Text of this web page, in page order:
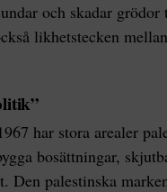
och skadar
likhetstecken mellan
har stora arealer
bosättningar,
Den palestinska